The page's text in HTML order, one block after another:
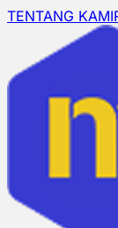
TENTANG KAMI